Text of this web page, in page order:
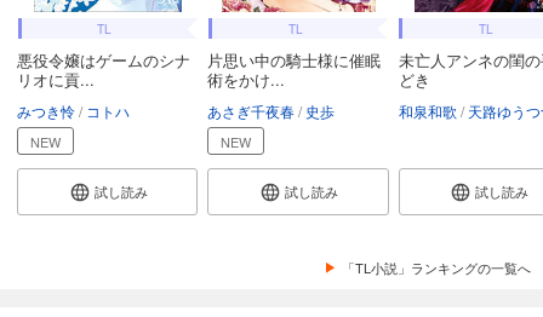
TL
悪役令嬢はゲームのシナ
リオに貢...
みつき怜 コトハ
NEW
試し読み
TL
片思い中の騎士様に催眠
術をかけ...
あさぎ千夜春 史歩
NEW
試し読み
TL
未亡人アンネの閨
どき
和泉和歌 天路ゆう
試し読み
「TL小説」ランキングの一覧へ